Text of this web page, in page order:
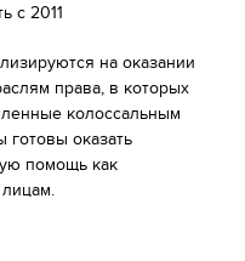
с 2011
на оказании
права, в которых
колоссальным
оказать
помощь как